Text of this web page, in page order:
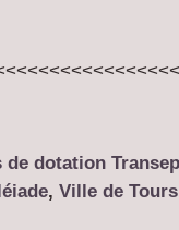
de dotation
, Ville de Tours